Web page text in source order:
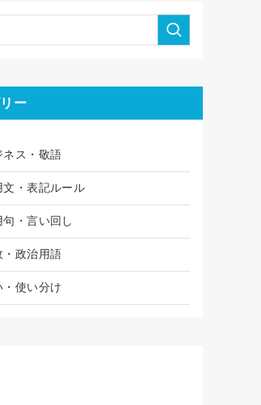
ー
ネス・敬語
文・表記ルール
句・言い回し
・政治用語
・使い分け